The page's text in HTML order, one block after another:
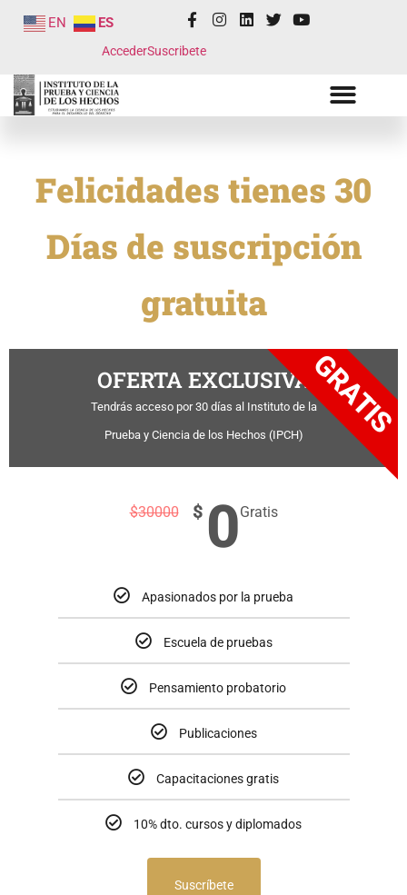
EN ES
AccederSuscribete
Felicidades tienes 30
Días de suscripción
gratuita
OFERTA EXCLUSIVA
Tendrás acceso por 30 días al Instituto de la
Prueba y Ciencia de los Hechos (IPCH)
$30000 $ 0Gratis
Apasionados por la prueba
Escuela de pruebas
Pensamiento probatorio
Publicaciones
Capacitaciones gratis
10% dto. cursos y diplomados
Suscríbete
GRATIS